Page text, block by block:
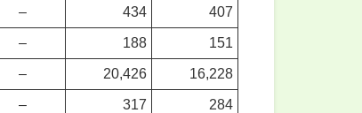
– 434 407
– 188 151
– 20,426 16,228
– 317 284